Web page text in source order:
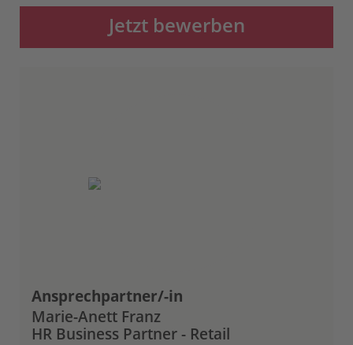
Jetzt bewerben
Ansprechpartner/-in
Marie-Anett Franz
HR Business Partner - Retail